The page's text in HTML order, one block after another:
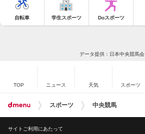
自転車 学生スポーツ Doスポーツ
データ提供：日本中央競馬会
TOP ニュース 天気 スポーツ
スポーツ 中央競馬
サイトご利用にあたって